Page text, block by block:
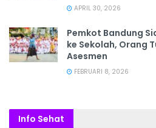
APRIL 30, 2026
Pemkot Bandung
ke Sekolah, Orang
Asesmen
FEBRUARI 8, 2026
Info Sehat